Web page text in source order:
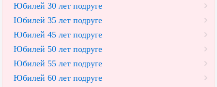
Юбилей 30 лет подруге
Юбилей 35 лет подруге
Юбилей 45 лет подруге
Юбилей 50 лет подруге
Юбилей 55 лет подруге
Юбилей 60 лет подруге